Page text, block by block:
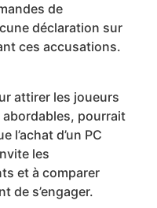
de
déclaration sur
ces accusations.
attirer les joueurs
pourrait
l’achat d’un PC
les
et à comparer
de s’engager.